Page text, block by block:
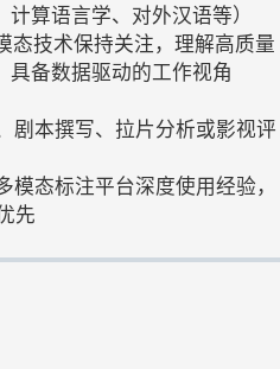
算语言学、对外汉语等）
态技术保持关注，理解高质量
具备数据驱动的工作视角
剧本撰写、拉片分析或影视评
态标注平台深度使用经验，
先